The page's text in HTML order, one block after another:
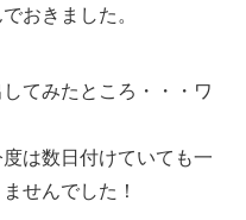
おきました。
てみたところ・・・ワ
は数日付けていても一
せんでした！